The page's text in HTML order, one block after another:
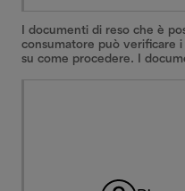
I documenti di reso che è
consumatore può verificare
su come procedere. I